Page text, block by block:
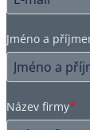
Jméno a
Název firmy*